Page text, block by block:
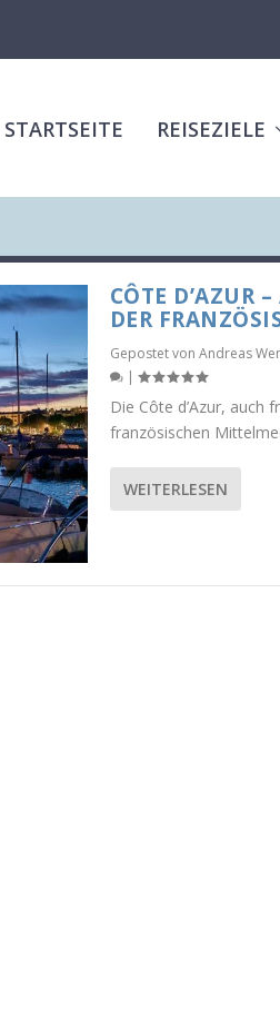
STARTSEITE REISEZIELE
CÔTE D’AZUR
DER
Gepostet von Andreas
|
Die Côte d’Azur, auch
französischen
WEITERLESEN